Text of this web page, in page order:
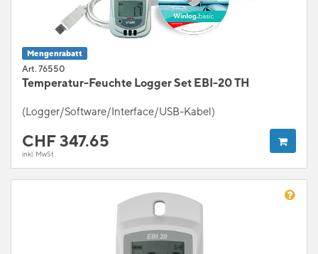
Mengenrabatt
Art. 76550
Temperatur-Feuchte Logger Set EBI-20 TH
(Logger/Software/Interface/USB-Kabel)
CHF347.65
inkl. MwSt.